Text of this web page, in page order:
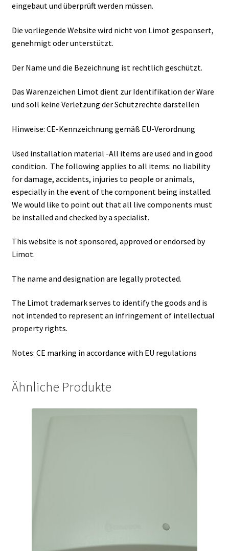
eingebaut und überprüft werden müssen.
Die vorliegende Website wird nicht von Limot gesponsert,
genehmigt oder unterstützt.
Der Name und die Bezeichnung ist rechtlich geschützt.
Das Warenzeichen Limot dient zur Identifikation der Ware
und soll keine Verletzung der Schutzrechte darstellen
Hinweise: CE-Kennzeichnung gemäß EU-Verordnung
Used installation material -All items are used and in good
condition. The following applies to all items: no liability
for damage, accidents, injuries to people or animals,
especially in the event of the component being installed.
We would like to point out that all live components must
be installed and checked by a specialist.
This website is not sponsored, approved or endorsed by
Limot.
The name and designation are legally protected.
The Limot trademark serves to identify the goods and is
not intended to represent an infringement of intellectual
property rights.
Notes: CE marking in accordance with EU regulations
Ähnliche Produkte